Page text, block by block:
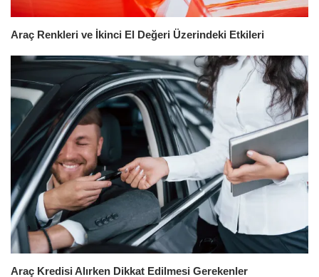
Araç Renkleri ve İkinci El Değeri Üzerindeki Etkileri
Araç Kredisi Alırken Dikkat Edilmesi Gerekenler